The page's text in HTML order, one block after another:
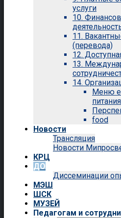
услуги
10.
11.
(перевода)
12.
13.
14.
Меню
food
Новости
Трансляция
Новости
КРЦ
ДО
Диссеминации
МЭШ
ШСК
МУЗЕЙ
Педагогам и